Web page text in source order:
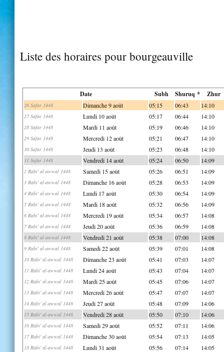
Liste des horaires pour bourgeauville
Date Subh Shuruq * Zhur
26 Safar 1448 Dimanche 9 août 05:15 06:43 14:10
27 Safar 1448 Lundi 10 août 05:17 06:44 14:10
28 Safar 1448 Mardi 11 août 05:19 06:46 14:10
29 Safar 1448 Mercredi 12 août 05:21 06:47 14:10
30 Safar 1448 Jeudi 13 août 05:23 06:48 14:10
31 Safar 1448 Vendredi 14 août 05:24 06:50 14:09
2 Rabi' al-awwal 1448 Samedi 15 août 05:26 06:51 14:09
3 Rabi' al-awwal 1448 Dimanche 16 août 05:28 06:53 14:09
4 Rabi' al-awwal 1448 Lundi 17 août 05:30 06:54 14:09
5 Rabi' al-awwal 1448 Mardi 18 août 05:32 06:56 14:09
6 Rabi' al-awwal 1448 Mercredi 19 août 05:34 06:57 14:08
7 Rabi' al-awwal 1448 Jeudi 20 août 05:36 06:59 14:08
8 Rabi' al-awwal 1448 Vendredi 21 août 05:38 07:00 14:08
9 Rabi' al-awwal 1448 Samedi 22 août 05:39 07:01 14:08
10 Rabi' al-awwal 1448 Dimanche 23 août 05:41 07:03 14:07
11 Rabi' al-awwal 1448 Lundi 24 août 05:43 07:04 14:07
12 Rabi' al-awwal 1448 Mardi 25 août 05:45 07:06 14:07
13 Rabi' al-awwal 1448 Mercredi 26 août 05:47 07:07 14:07
14 Rabi' al-awwal 1448 Jeudi 27 août 05:48 07:09 14:06
15 Rabi' al-awwal 1448 Vendredi 28 août 05:50 07:10 14:06
16 Rabi' al-awwal 1448 Samedi 29 août 05:52 07:11 14:06
17 Rabi' al-awwal 1448 Dimanche 30 août 05:54 07:13 14:05
18 Rabi' al-awwal 1448 Lundi 31 août 05:56 07:14 14:05